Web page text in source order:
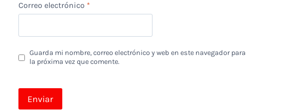
Correo electrónico *
Guarda mi nombre, correo electrónico y web en este navegador para
la próxima vez que comente.